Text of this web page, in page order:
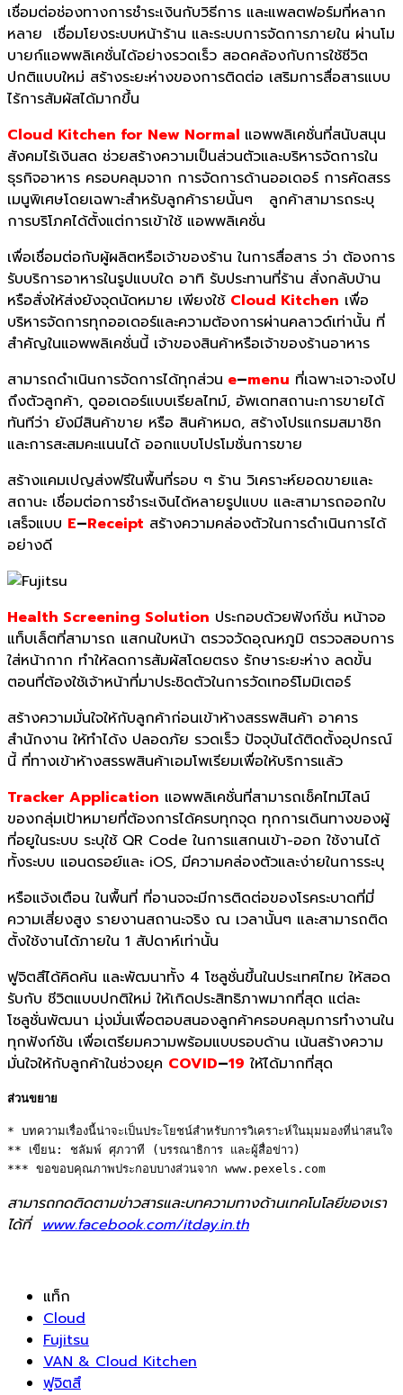
เชื่อมต่อช่องทางการชำระเงินกับวิธีการ และแพลตฟอร์มที่หลาก
หลาย เชื่อมโยงระบบหน้าร้าน และระบบการจัดการภายใน ผ่านโม
บายก์แอพพลิเคชั่นได้อย่างรวดเร็ว สอดคล้องกับการใช้ชีวิต
ปกติแบบใหม่ สร้างระยะห่างของการติดต่อ เสริมการสื่อสารแบบ
ไร้การสัมผัสได้มากขึ้น
Cloud Kitchen for New Normal แอพพลิเคชั่นที่สนับสนุน
สังคมไร้เงินสด ช่วยสร้างความเป็นส่วนตัวและบริหารจัดการใน
ธุรกิจอาหาร ครอบคลุมจาก การจัดการด้านออเดอร์ การคัดสรร
เมนูพิเศษโดยเฉพาะสำหรับลูกค้ารายนั้นๆ ลูกค้าสามารถระบุ
การบริโภคได้ตั้งแต่การเข้าใช้ แอพพลิเคชั่น
เพื่อเชื่อมต่อกับผู้ผลิตหรือเจ้าของร้าน ในการสื่อสาร ว่า ต้องการ
รับบริการอาหารในรูปแบบใด อาทิ รับประทานที่ร้าน สั่งกลับบ้าน
หรือสั่งให้ส่งยังจุดนัดหมาย เพียงใช้ Cloud Kitchen เพื่อ
บริหารจัดการทุกออเดอร์และความต้องการผ่านคลาวด์เท่านั้น ที่
สำคัญในแอพพลิเคชั่นนี้ เจ้าของสินค้าหรือเจ้าของร้านอาหาร
สามารถดำเนินการจัดการได้ทุกส่วน e–menu ที่เฉพาะเจาะจงไป
ถึงตัวลูกค้า, ดูออเดอร์แบบเรียลไทม์, อัพเดทสถานะการขายได้
ทันทีว่า ยังมีสินค้าขาย หรือ สินค้าหมด, สร้างโปรแกรมสมาชิก
และการสะสมคะแนนได้ ออกแบบโปรโมชั่นการขาย
สร้างแคมเปญส่งฟรีในพื้นที่รอบ ๆ ร้าน วิเคราะห์ยอดขายและ
สถานะ เชื่อมต่อการชำระเงินได้หลายรูปแบบ และสามารถออกใบ
เสร็จแบบ E–Receipt สร้างความคล่องตัวในการดำเนินการได้
อย่างดี
Health Screening Solution ประกอบด้วยฟังก์ชั่น หน้าจอ
แท็บเล็ตที่สามารถ แสกนใบหน้า ตรวจวัดอุณหภูมิ ตรวจสอบการ
ใส่หน้ากาก ทำให้ลดการสัมผัสโดยตรง รักษาระยะห่าง ลดขั้น
ตอนที่ต้องใช้เจ้าหน้าที่มาประชิดตัวในการวัดเทอร์โมมิเตอร์
สร้างความมั่นใจให้กับลูกค้าก่อนเข้าห้างสรรพสินค้า อาคาร
สำนักงาน ให้ทำได้ง ปลอดภัย รวดเร็ว ปัจจุบันได้ติดตั้งอุปกรณ์
นี้ ที่ทางเข้าห้างสรรพสินค้าเอมโพเรียมเพื่อให้บริการแล้ว
Tracker Application แอพพลิเคชั่นที่สามารถเช็คไทม์ไลน์
ของกลุ่มเป้าหมายที่ต้องการได้ครบทุกจุด ทุกการเดินทางของผู้
ที่อยูในระบบ ระบุใช้ QR Code ในการแสกนเข้า-ออก ใช้งานได้
ทั้งระบบ แอนดรอย์และ iOS, มีความคล่องตัวและง่ายในการระบุ
หรือแจ้งเตือน ในพื้นที่ ที่อานจจะมีการติดต่อของโรคระบาดที่มี่
ความเสี่ยงสูง รายงานสถานะจริง ณ เวลานั้นๆ และสามารถติด
ตั้งใช้งานได้ภายใน 1 สัปดาห์เท่านั้น
ฟูจิตสึได้คิดค้น และพัฒนาทั้ง 4 โซลูชั่นขึ้นในประเทศไทย ให้สอด
รับกับ ชีวิตแบบปกติใหม่ ให้เกิดประสิทธิภาพมากที่สุด แต่ละ
โซลูชั่นพัฒนา มุ่งมั่นเพื่อตอบสนองลูกค้าครอบคลุมการทำงานใน
ทุกฟังก์ชัน เพื่อเตรียมความพร้อมแบบรอบด้าน เน้นสร้างความ
มั่นใจให้กับลูกค้าในช่วงยุค COVID–19 ให้ได้มากที่สุด
ส่วนขยาย
* บทความเรื่องนี้น่าจะเป็นประโยชน์สำหรับการวิเคราะห์ในมุมมองที่น่าสนใจ
** เขียน: ชลัมพ์ ศุภวาที (บรรณาธิการ และผู้สื่อข่าว)
*** ขอขอบคุณภาพประกอบบางส่วนจาก www.pexels.com
สามารถกดติดตามข่าวสารและบทความทางด้านเทคโนโลยีของเรา
ได้ที่ www.facebook.com/itday.in.th
แท็ก
Cloud
Fujitsu
VAN & Cloud Kitchen
ฟูจิตสึ